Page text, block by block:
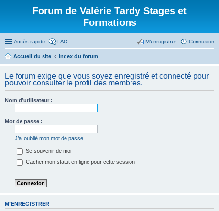
Forum de Valérie Tardy Stages et
Formations
Accès rapide FAQ Connexion
M’enregistrer
Accueil du site Index du forum
Le forum exige que vous soyez enregistré et connecté pour
pouvoir consulter le profil des membres.
Nom d’utilisateur :
Mot de passe :
J’ai oublié mon mot de passe
Se souvenir de moi
Cacher mon statut en ligne pour cette session
M’ENREGISTRER